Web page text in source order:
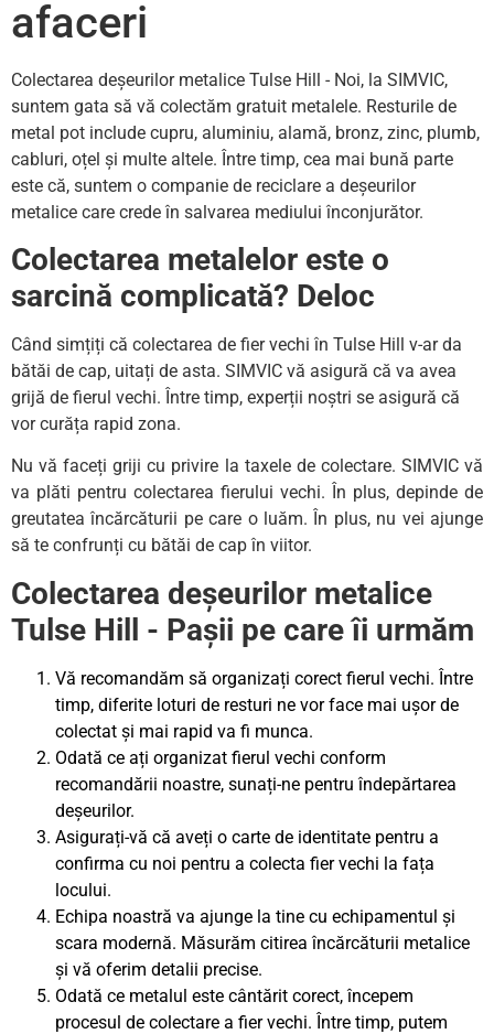
afaceri
Colectarea deșeurilor metalice Tulse Hill - Noi, la SIMVIC,
suntem gata să vă colectăm gratuit metalele. Resturile de
metal pot include cupru, aluminiu, alamă, bronz, zinc, plumb,
cabluri, oțel și multe altele. Între timp, cea mai bună parte
este că, suntem o companie de reciclare a deșeurilor
metalice care crede în salvarea mediului înconjurător.
Colectarea metalelor este o
sarcină complicată? Deloc
Când simțiți că colectarea de fier vechi în Tulse Hill v-ar da
bătăi de cap, uitați de asta. SIMVIC vă asigură că va avea
grijă de fierul vechi. Între timp, experții noștri se asigură că
vor curăța rapid zona.
Nu vă faceți griji cu privire la taxele de colectare. SIMVIC vă
va plăti pentru colectarea fierului vechi. În plus, depinde de
greutatea încărcăturii pe care o luăm. În plus, nu vei ajunge
să te confrunți cu bătăi de cap în viitor.
Colectarea deșeurilor metalice
Tulse Hill - Pașii pe care îi urmăm
Vă recomandăm să organizați corect fierul vechi. Între
timp, diferite loturi de resturi ne vor face mai ușor de
colectat și mai rapid va fi munca.
Odată ce ați organizat fierul vechi conform
recomandării noastre, sunați-ne pentru îndepărtarea
deșeurilor.
Asigurați-vă că aveți o carte de identitate pentru a
confirma cu noi pentru a colecta fier vechi la fața
locului.
Echipa noastră va ajunge la tine cu echipamentul și
scara modernă. Măsurăm citirea încărcăturii metalice
și vă oferim detalii precise.
Odată ce metalul este cântărit corect, începem
procesul de colectare a fier vechi. Între timp, putem